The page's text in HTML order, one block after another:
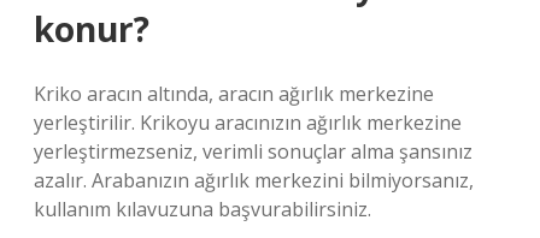
konur?
Kriko aracın altında, aracın ağırlık merkezine
yerleştirilir. Krikoyu aracınızın ağırlık merkezine
yerleştirmezseniz, verimli sonuçlar alma şansınız
azalır. Arabanızın ağırlık merkezini bilmiyorsanız,
kullanım kılavuzuna başvurabilirsiniz.